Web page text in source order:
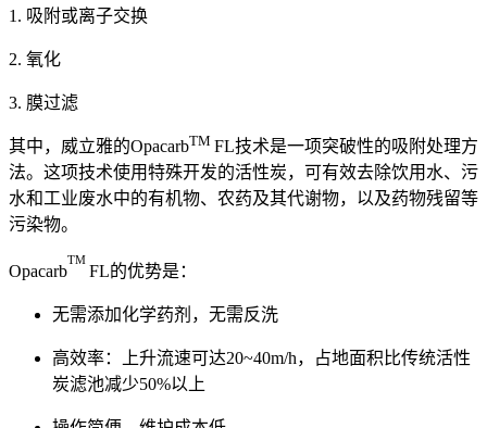
1. 吸附或离子交换
2. 氧化
3. 膜过滤
其中，威立雅的OpacarbTM FL技术是一项突破性的吸附处理方
法。这项技术使用特殊开发的活性炭，可有效去除饮用水、污
水和工业废水中的有机物、农药及其代谢物，以及药物残留等
污染物。
Opacarb
TM
FL的优势是：
无需添加化学药剂，无需反洗
高效率：上升流速可达20~40m/h，占地面积比传统活性
炭滤池减少50%以上